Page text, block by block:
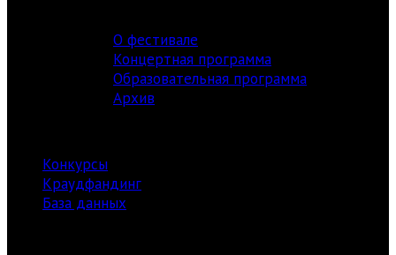
О фестивале
Концертная программа
Образовательная программа
Архив
Конкурсы
Краудфандинг
База данных